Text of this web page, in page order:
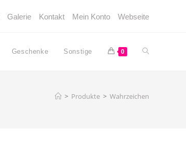
Galerie Kontakt Mein Konto Webseite
Geschenke Sonstige 0 Website-
> Produkte > Wahrzeichen